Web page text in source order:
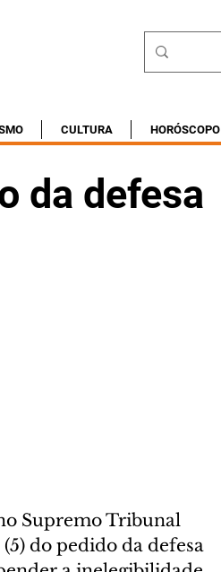
CULTURA HORÓSCOPO
da defesa
Supremo Tribunal
do pedido da defesa